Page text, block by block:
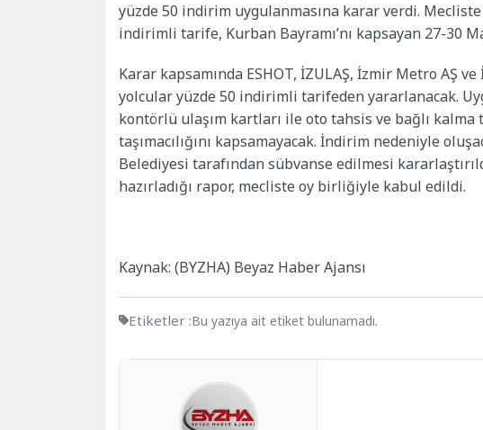
yüzde 50 indirim uygulanmasına karar verdi.
indirimli tarife, Kurban Bayramı’nı kapsayan 27-30
Karar kapsamında ESHOT, İZULAŞ, İzmir Metro AŞ
yolcular yüzde 50 indirimli tarifeden yararlanacak.
kontörlü ulaşım kartları ile oto tahsis ve bağlı
taşımacılığını kapsamayacak. İndirim nedeniyle
Belediyesi tarafından sübvanse edilmesi
hazırladığı rapor, mecliste oy birliğiyle kabul edildi.
Kaynak: (BYZHA) Beyaz Haber Ajansı
Etiketler :Bu yazıya ait etiket bulunamadı.